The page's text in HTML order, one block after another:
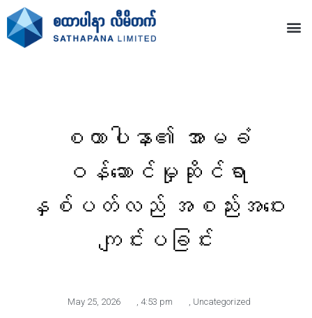
စထာပါနာ၏ အာမခံ
ဝန်ဆောင်မှုဆိုင်ရာ
နှစ်ပတ်လည် အစည်းအဝေး
ကျင်းပခြင်း
May 25, 2026 4:53 pm Uncategorized